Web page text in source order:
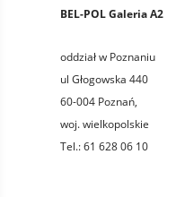
BEL-POL Galeria A2
oddział w Poznaniu
ul Głogowska 440
60-004 Poznań,
woj.wielkopolskie
Tel.:61 628 06 10